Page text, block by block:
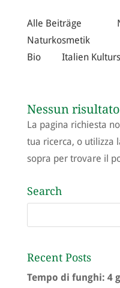
Alle Beiträge
Naturkosmetik
Bio
Italien
Nessun risultato
La pagina richiesta
tua ricerca, o utilizza
sopra per trovare il
Search
Recent Posts
Tempo di funghi: 4